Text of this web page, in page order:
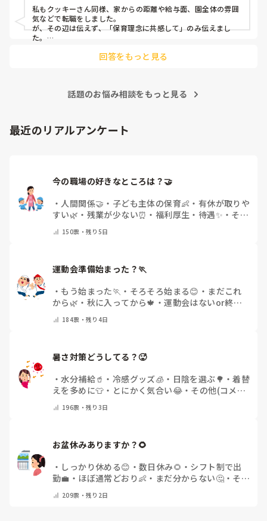
今回は、今少し治まっている痛みがぶり返したどうしようと
いう思いもあり、ちょっと無理かも…と思い始めています。
まだ急性期ということと、昔、夫が腰を痛めてすぐに整骨院
に行ってより酷くなって帰ってきたことがあり、怖くて行け
私もクッキーさん同様、家からの距離や給与面、園全体の雰囲
気などで転職をしました。
が、その辺は伝えず、「保育理念に共感して」のみ伝えまし
た。
回答をもっと見る
話題のお悩み相談をもっと見る
最近のリアルアンケート
・ 人間関係🤝 ・ 子ども主体の保育👶 ・ 有休が取りや
すい🌿 ・ 残業が少ない⏰ ・ 福利厚生・待遇✨ ・ その
150票・残り5日
運動会準備始まった？🏃
・ もう始まった🏃 ・ そろそろ始まる😊 ・ まだこれ
から🌿 ・ 秋に入ってから🍁 ・運動会はないor終わ
184票・残り4日
暑さ対策どうしてる？🥵
・水分補給🥤 ・ 冷感グッズ🧊 ・ 日陰を選ぶ🌳 ・着替
えを多めに👕 ・ とにかく気合い😂・ その他(コメン
196票・残り3日
お盆休みありますか？🌻
・ しっかり休める😊 ・ 数日休み🌻 ・ シフト制で出
勤💼 ・ ほぼ通常どおり👶 ・ まだ分からない🤔・ その
209票・残り2日